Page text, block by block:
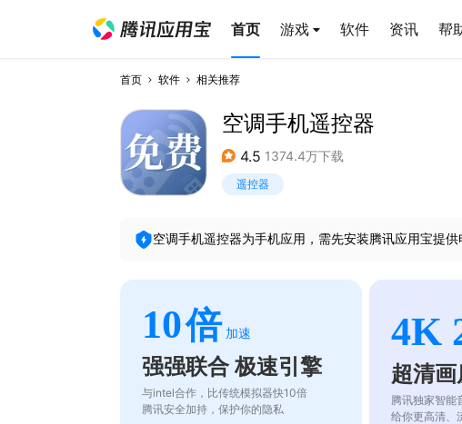
首页 游戏 软件 资讯 帮
首页 软件 相关推荐
空调手机遥控器
4.5 1374.4万下载
遥控器
空调手机遥控器为手机应用，需先安装腾讯应用宝提
10倍 加速
强强联合 极速引擎
与intel合作，比传统模拟器快10倍
腾讯安全加持，保护你的隐私
4K
超清
腾讯独家智能
给你更高清、